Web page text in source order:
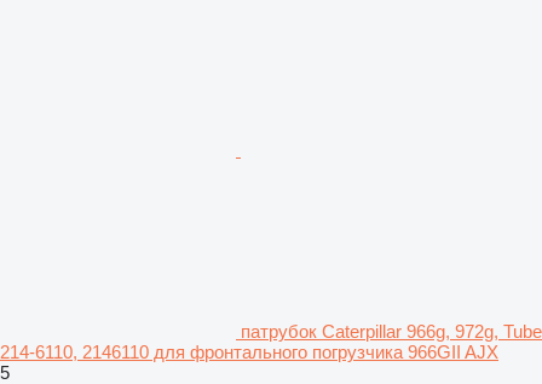
патрубок Caterpillar 966g, 972g, Tube
214-6110, 2146110 для фронтального погрузчика 966GII AJX
5